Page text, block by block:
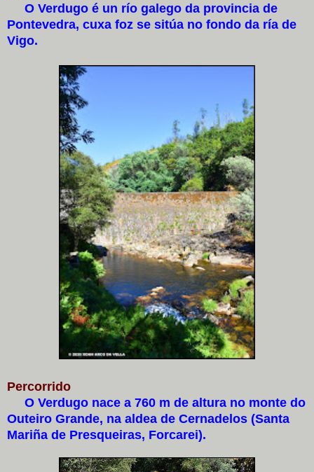
O Verdugo é un río galego da provincia de
Pontevedra, cuxa foz se sitúa no fondo da ría de
Vigo.
Percorrido
O Verdugo nace a 760 m de altura no monte do
Outeiro Grande, na aldea de Cernadelos (Santa
Mariña de Presqueiras, Forcarei).